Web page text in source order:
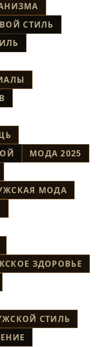
СТИЛЬ
МОДА 2025
МОДА
ЗДОРОВЬЕ
СТИЛЬ